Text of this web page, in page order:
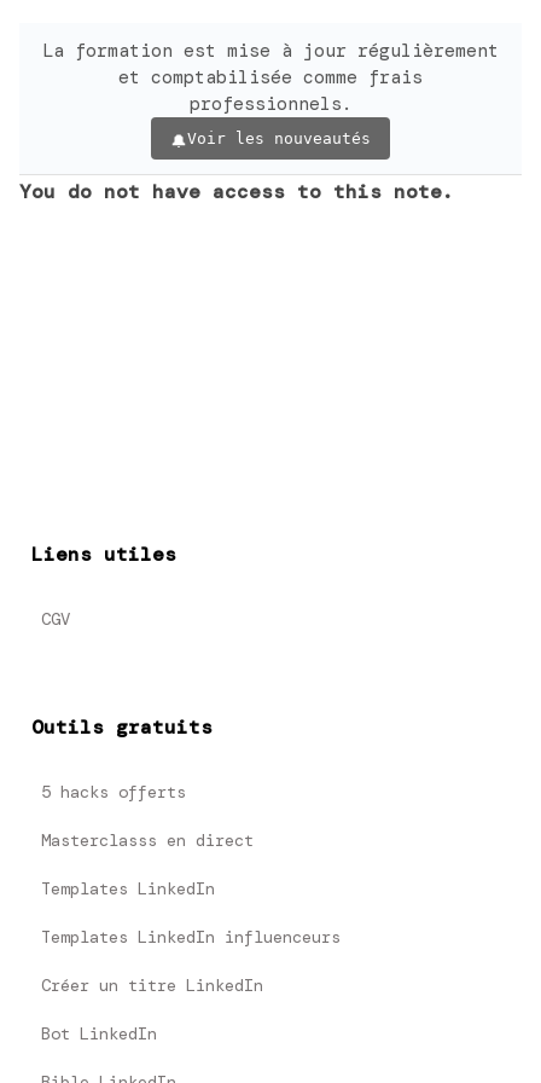
La formation est mise à jour régulièrement
et comptabilisée comme frais
professionnels.
Voir les nouveautés
You do not have access to this note.
Liens utiles
CGV
Outils gratuits
5 hacks offerts
Masterclasss en direct
Templates LinkedIn
Templates LinkedIn influenceurs
Créer un titre LinkedIn
Bot LinkedIn